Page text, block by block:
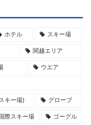
ホテル スキー場
関越エリア
ウエア
キー場) グローブ
際スキー場 ゴーグル